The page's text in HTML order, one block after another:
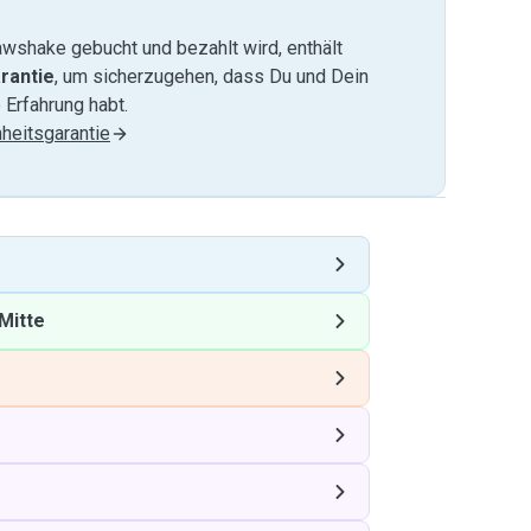
gebucht und bezahlt wird, enthält
, um sicherzugehen, dass Du und Dein
habt.